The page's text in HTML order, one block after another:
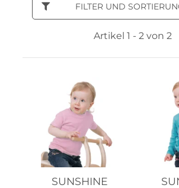
FILTER UND
Artikel 1 - 2 von 2
SUNSHINE